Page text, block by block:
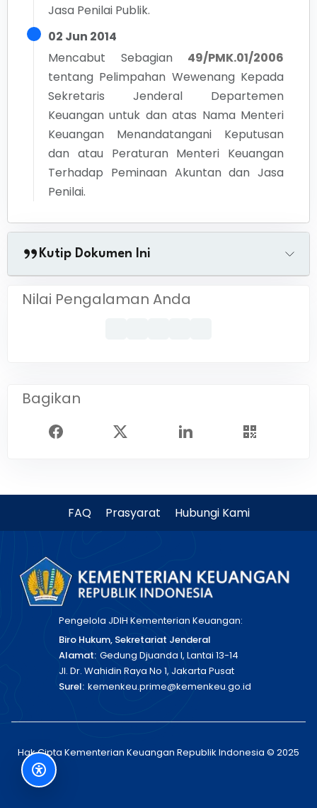
Jasa Penilai Publik.
02 Jun 2014
Mencabut Sebagian 49/PMK.01/2006
tentang Pelimpahan Wewenang Kepada
Sekretaris Jenderal Departemen
Keuangan untuk dan atas Nama Menteri
Keuangan Menandatangani Keputusan
dan atau Peraturan Menteri Keuangan
Terhadap Peminaan Akuntan dan Jasa
Penilai.
Kutip Dokumen Ini
Nilai Pengalaman Anda
Bagikan
FAQ Prasyarat Hubungi Kami
Pengelola JDIH Kementerian Keuangan:
Biro Hukum, Sekretariat Jenderal
Alamat: Gedung Djuanda I, Lantai 13-14
Jl. Dr. Wahidin Raya No 1, Jakarta Pusat
Surel: kemenkeu.prime@kemenkeu.go.id
Hak Cipta Kementerian Keuangan Republik Indonesia © 2025